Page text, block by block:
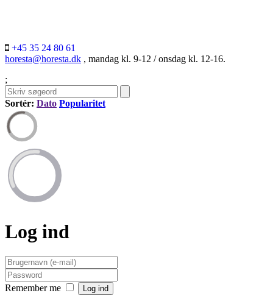
+45 35 24 80 61
horesta@horesta.dk , mandag kl. 9-12 / onsdag kl. 12-16.
;
Sortér: Dato Popularitet
Log ind
Remember me